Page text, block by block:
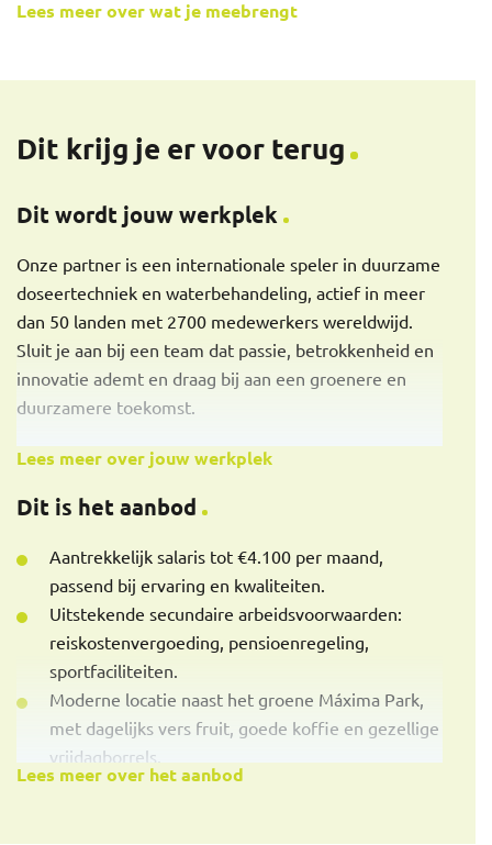
technische ondersteuning van sales en service.
Lees meer over wat je meebrengt
Dit krijg je er voor terug
Dit is het aanbod
Aantrekkelijk salaris tot €4.100 per maand,
passend bij ervaring en kwaliteiten.
Uitstekende secundaire arbeidsvoorwaarden:
reiskostenvergoeding, pensioenregeling,
sportfaciliteiten.
Moderne locatie naast het groene Máxima Park,
met dagelijks vers fruit, goede koffie en gezellige
vrijdagborrels.
Ruimte voor persoonlijke en professionele
Lees meer over het aanbod
Dit wordt jouw werkplek
Onze partner is een internationale speler in duurzame
doseertechniek en waterbehandeling, actief in meer
dan 50 landen met 2700 medewerkers wereldwijd.
Sluit je aan bij een team dat passie, betrokkenheid en
innovatie ademt en draag bij aan een groenere en
duurzamere toekomst.
Lees meer over jouw werkplek